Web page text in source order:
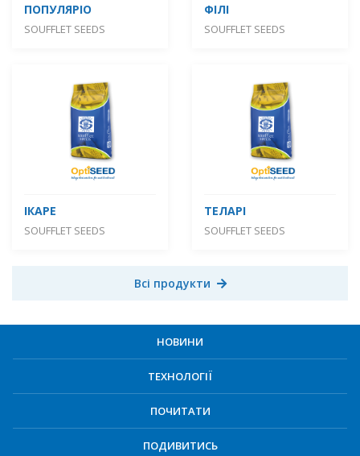
ПОПУЛЯРІО
SOUFFLET SEEDS
ФІЛІ
SOUFFLET SEEDS
ІКАРЕ
SOUFFLET SEEDS
ТЕЛАРІ
SOUFFLET SEEDS
Всі продукти
НОВИНИ
ТЕХНОЛОГІЇ
ПОЧИТАТИ
ПОДИВИТИСЬ